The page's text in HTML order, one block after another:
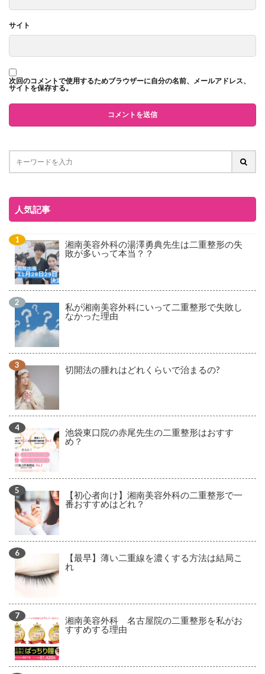
サイト
次回のコメントで使用するためブラウザーに自分の名前、メールアドレス、
サイトを保存する。
人気記事
湘南美容外科の湯澤勇典先生は二重整形の失
敗が多いって本当？？
私が湘南美容外科にいって二重整形で失敗し
なかった理由
切開法の腫れはどれくらいで治まるの?
池袋東口院の赤尾先生の二重整形はおすす
め？
【初心者向け】湘南美容外科の二重整形で一
番おすすめはどれ？
【最早】薄い二重線を濃くする方法は結局こ
れ
湘南美容外科 名古屋院の二重整形を私がお
すすめする理由